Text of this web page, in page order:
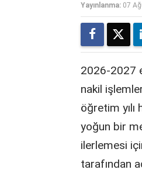
Yayınlanma: 07
2026-2027
nakil
öğretim yılı
yoğun bir
ilerlemesi
tarafından